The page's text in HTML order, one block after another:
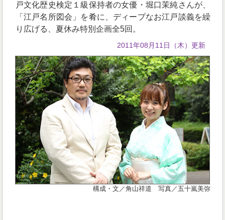
戸文化歴史検定１級保持者の女優・堀口茉純さんが、
「江戸名所図会」を肴に、ディープなお江戸談義を繰
り広げる、夏休み特別企画全5回。
2011年08月11日（木）更新
構成・文／角山祥道 写真／五十嵐美弥